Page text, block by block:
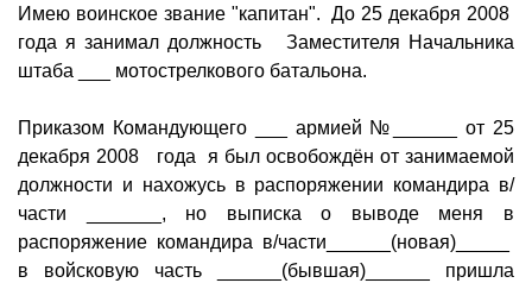
Имею воинское звание "капитан". До 25 декабря 2008
года я занимал должность Заместителя Начальника
штаба ___ мотострелкового батальона.
Приказом Командующего ___ армией №______ от 25
декабря 2008 года я был освобождён от занимаемой
должности и нахожусь в распоряжении командира в/
части _______, но выписка о выводе меня в
распоряжение командира в/части______(новая)_____
в войсковую часть ______(бывшая)______ пришла